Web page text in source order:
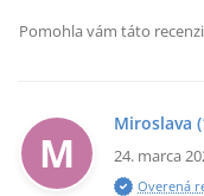
Pomohla vám táto
M
Miroslava
24. marca
Overená